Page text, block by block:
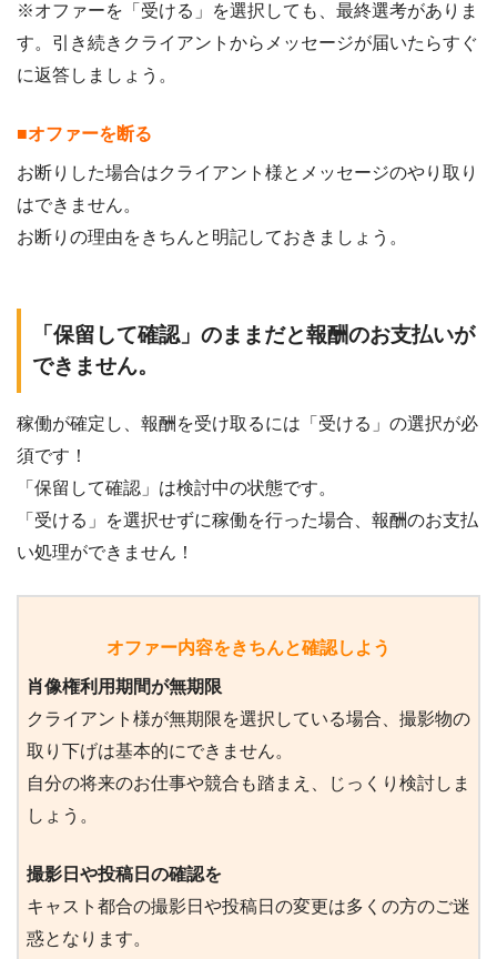
※オファーを「受ける」を選択しても、最終選考がありま
す。引き続きクライアントからメッセージが届いたらすぐ
に返答しましょう。
■オファーを断る
お断りした場合はクライアント様とメッセージのやり取り
はできません。
お断りの理由をきちんと明記しておきましょう。
「保留して確認」のままだと報酬のお支払いが
できません。
稼働が確定し、報酬を受け取るには「受ける」の選択が必
須です！
「保留して確認」は検討中の状態です。
「受ける」を選択せずに稼働を行った場合、報酬のお支払
い処理ができません！
オファー内容をきちんと確認しよう
肖像権利用期間が無期限
クライアント様が無期限を選択している場合、撮影物の
取り下げは基本的にできません。
自分の将来のお仕事や競合も踏まえ、じっくり検討しま
しょう。
撮影日や投稿日の確認を
キャスト都合の撮影日や投稿日の変更は多くの方のご迷
惑となります。